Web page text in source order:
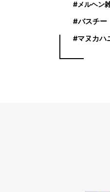
メルヘン
バスチー
マヌカハ